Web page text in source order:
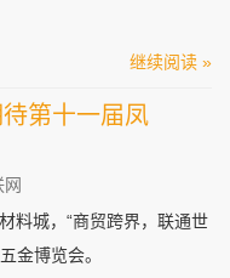
继续阅读 »
第十一届凤
料城，“商贸跨界，联通世
金博览会。